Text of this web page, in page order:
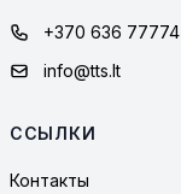
+370 636 77774
info@tts.lt
ССЫЛКИ
Контакты